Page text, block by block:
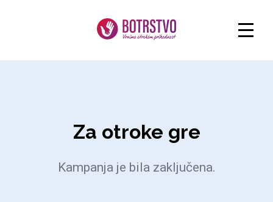
Za otroke gre
Kampanja je bila zaključena.